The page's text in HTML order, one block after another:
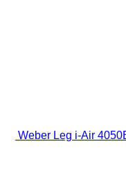
Weber Leg i-Air